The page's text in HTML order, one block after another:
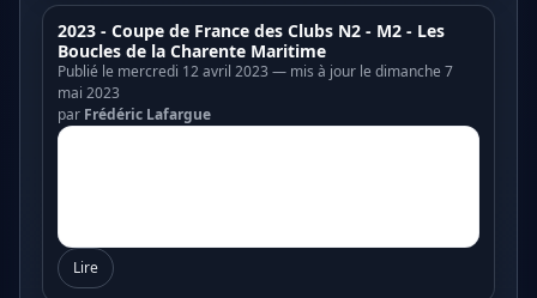
2023 - Coupe de France des Clubs N2 - M2 - Les
Boucles de la Charente Maritime
Publié le mercredi 12 avril 2023 — mis à jour le dimanche 7
mai 2023
par Frédéric Lafargue
Lire